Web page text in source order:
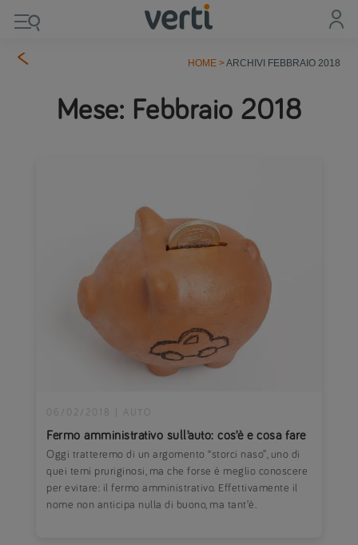
HOME>ARCHIVI FEBBRAIO 2018
Mese: Febbraio 2018
Fermo amministrativo sull’auto: cos’è e cosa fare
06/02/2018 AUTO
Oggi tratteremo di un argomento “storci naso”, uno di
quei temi pruriginosi, ma che forse è meglio conoscere
per evitare: il fermo amministrativo. Effettivamente il
nome non anticipa nulla di buono, ma tant’è.